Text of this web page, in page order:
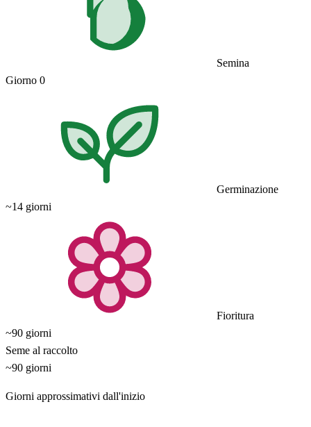
Semina
Giorno 0
Germinazione
~14 giorni
Fioritura
~90 giorni
Seme al raccolto
~90 giorni
Giorni approssimativi dall'inizio